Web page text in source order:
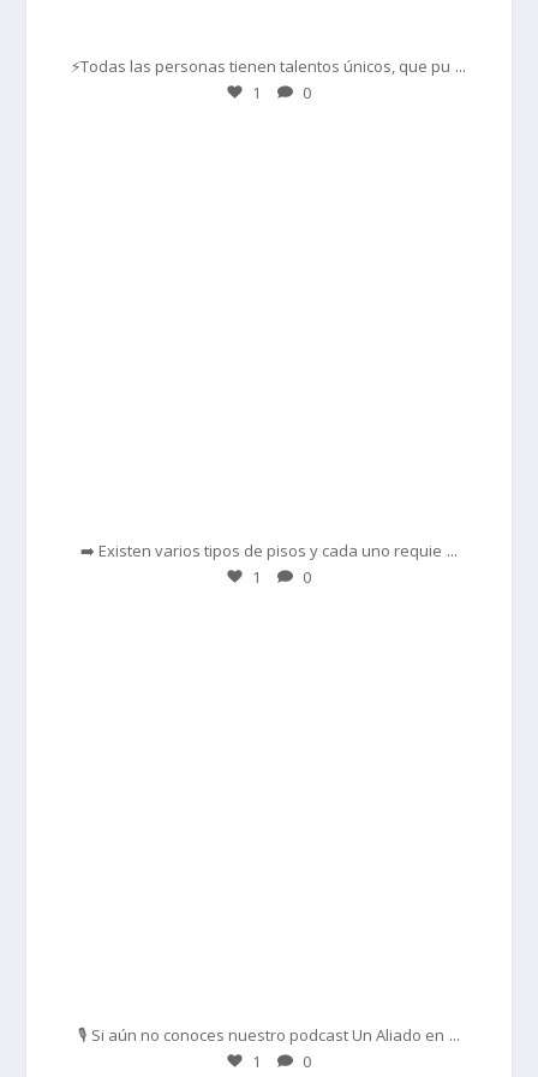
⚡Todas las personas tienen talentos únicos, que pu ...
1 0
➡️ Existen varios tipos de pisos y cada uno requie ...
1 0
🎙️ Si aún no conoces nuestro podcast Un Aliado en ...
1 0